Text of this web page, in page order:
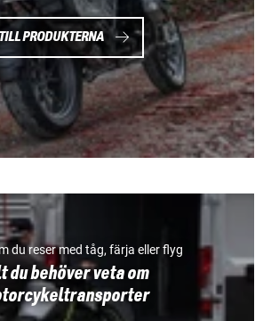
TILL PRODUKTERNA
du reser med tåg, färja eller flyg
du behöver veta om